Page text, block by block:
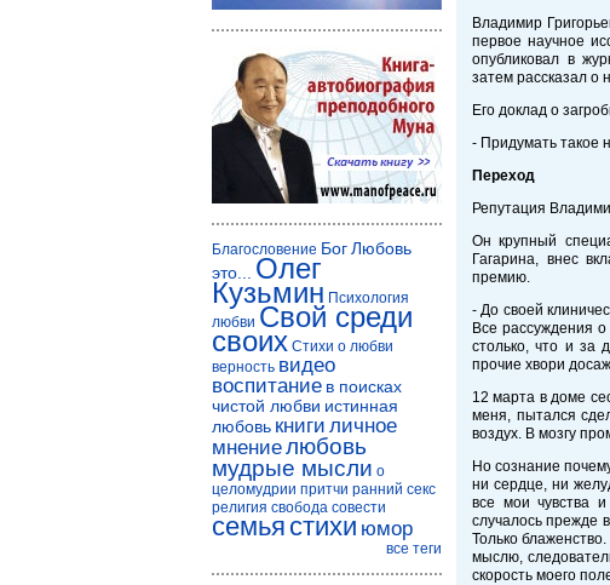
Владимир
первое научное
опубликовал в
затем рассказал о
Его доклад о
- Придумать такое
Переход
Репутация
Он крупный
Гагарина, внес
премию.
- До своей
Все рассуждения
столько, что и за
прочие хвори
12 марта в доме
меня, пытался
воздух. В мозгу
Но сознание
ни сердце, ни
все мои чувства
случалось прежде
Только
мыслю,
скорость моего
Благословение БогЛюбовь
это...
Олег
Кузьмин Психология
любви Свой среди
своих Стихи о любви
верность видео
воспитание в поисках
чистой любви истинная
любовь книги личное
мнениелюбовь
мудрые мысли о
целомудрии притчи ранний секс
религия свобода совести
семья стихи юмор
все теги